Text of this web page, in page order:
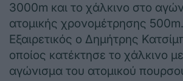
3000m και το χάλκινο στο
ατομικής χρονομέτρησης 500m.
Εξαιρετικός ο Δημήτρης
οποίος κατέκτησε το χάλκινο
αγώνισμα του ατομικού